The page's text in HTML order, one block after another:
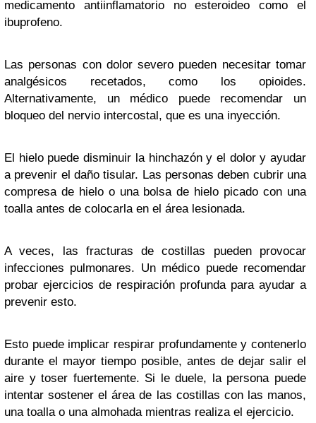
medicamento antiinflamatorio no esteroideo como el
ibuprofeno.
Las personas con dolor severo pueden necesitar tomar
analgésicos recetados, como los opioides.
Alternativamente, un médico puede recomendar un
bloqueo del nervio intercostal, que es una inyección.
El hielo puede disminuir la hinchazón y el dolor y ayudar
a prevenir el daño tisular. Las personas deben cubrir una
compresa de hielo o una bolsa de hielo picado con una
toalla antes de colocarla en el área lesionada.
A veces, las fracturas de costillas pueden provocar
infecciones pulmonares. Un médico puede recomendar
probar ejercicios de respiración profunda para ayudar a
prevenir esto.
Esto puede implicar respirar profundamente y contenerlo
durante el mayor tiempo posible, antes de dejar salir el
aire y toser fuertemente. Si le duele, la persona puede
intentar sostener el área de las costillas con las manos,
una toalla o una almohada mientras realiza el ejercicio.